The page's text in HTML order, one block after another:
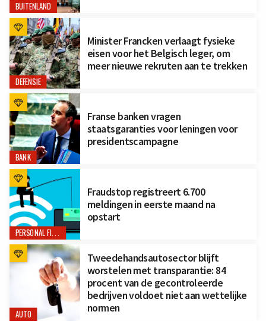
BUITENLAND
DEFENSIE
Minister Francken verlaagt fysieke
eisen voor het Belgisch leger, om
meer nieuwe rekruten aan te trekken
BANK
Franse banken vragen
staatsgaranties voor leningen voor
presidentscampagne
PERSONAL FINANCE
Fraudstop registreert 6.700
meldingen in eerste maand na
opstart
AUTO
Tweedehandsautosector blijft
worstelen met transparantie: 84
procent van de gecontroleerde
bedrijven voldoet niet aan wettelijke
normen